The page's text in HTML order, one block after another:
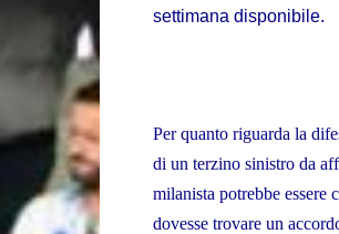
settimana disponibile.
Per quanto riguarda la
di un terzino sinistro da
milanista potrebbe essere
dovesse trovare un